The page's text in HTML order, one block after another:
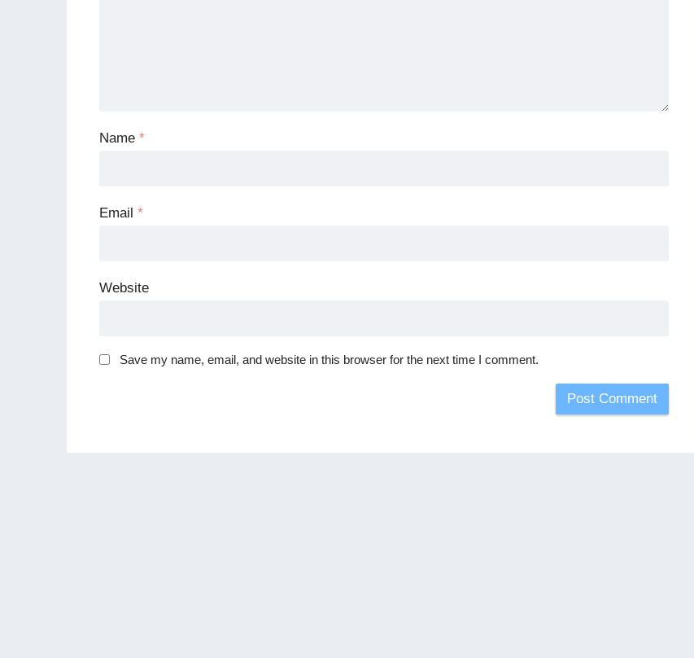
Name *
Email *
Website
Save my name, email, and website in this browser for the next time I comment.